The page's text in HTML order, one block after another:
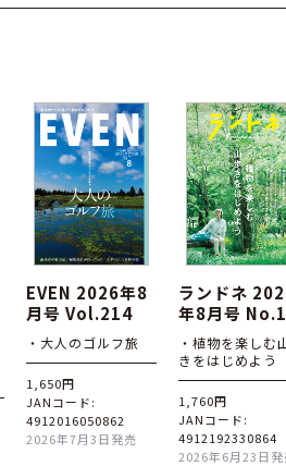
EVEN 2026年8
月号 Vol.214
・大人のゴルフ旅
1,650円
JANコード:
4912016050862
2026年7月3日発売
ランドネ
年8月号
・植物を楽しむ
きをはじめよう
1,760円
JANコード:
4912192330864
2026年6月23日発